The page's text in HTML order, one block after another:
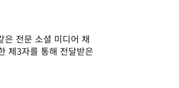
전문 소셜 미디어 채
제3자를 통해 전달받은